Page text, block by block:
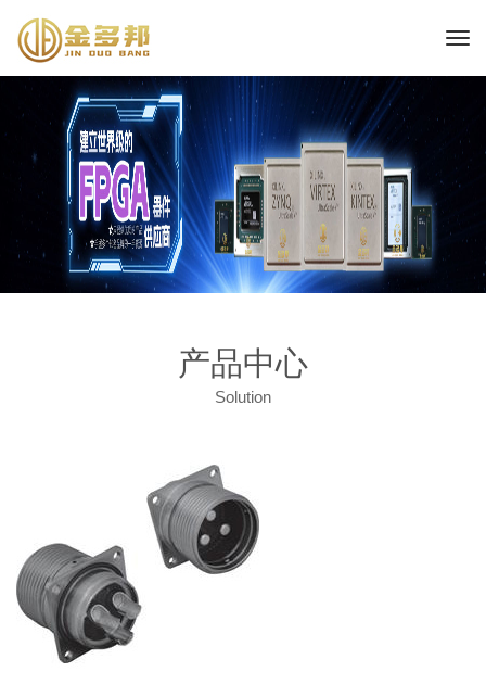
产品中心
Solution